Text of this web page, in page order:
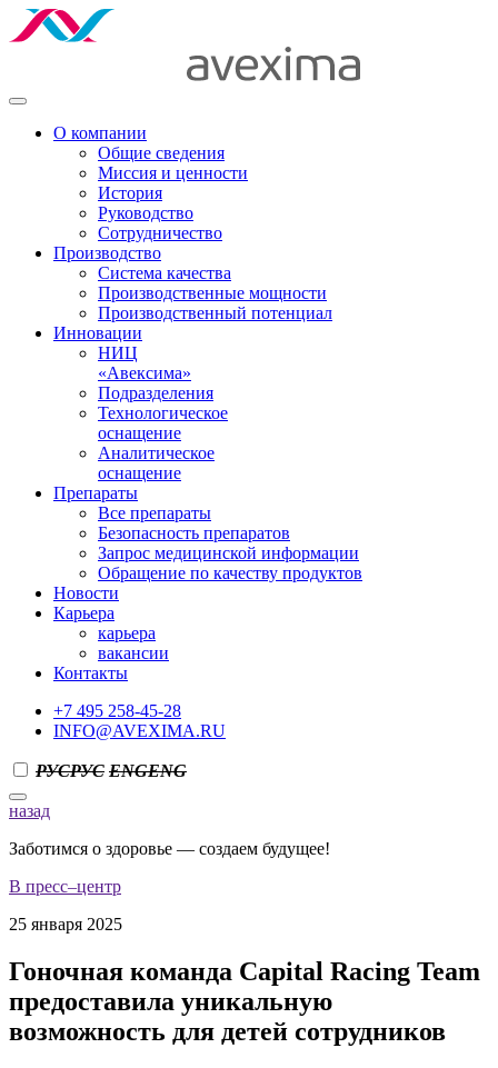
О компании
Общие сведения
Миссия и ценности
История
Руководство
Сотрудничество
Производство
Система качества
Производственные мощности
Производственный потенциал
Инновации
НИЦ
«Авексима»
Подразделения
Технологическое
оснащение
Аналитическое
оснащение
Препараты
Все препараты
Безопасность препаратов
Запрос медицинской информации
Обращение по качеству продуктов
Новости
Карьера
карьера
вакансии
Контакты
+7 495 258-45-28
INFO@AVEXIMA.RU
РУСРУС ENGENG
назад
Заботимся о здоровье — создаем будущее!
В пресс–центр
25 января 2025
Гоночная команда Capital Racing Team
предоставила уникальную
возможность для детей сотрудников